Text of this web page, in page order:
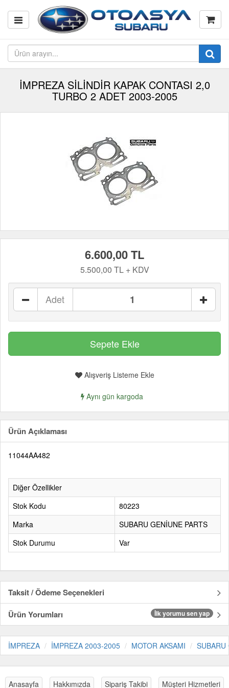
İMPREZA SİLİNDİR KAPAK CONTASI 2,0
TURBO 2 ADET 2003-2005
6.600,00 TL
5.500,00 TL + KDV
Adet
Alışveriş Listeme Ekle
Aynı gün kargoda
Ürün Açıklaması
11044AA482
Diğer Özellikler
Stok Kodu
80223
Marka
SUBARU GENİUNE PARTS
Stok Durumu
Var
Taksit / Ödeme Seçenekleri
Ürün Yorumları
İlk yorumu sen yap
İMPREZA İMPREZA 2003-2005 MOTOR AKSAMI SUBARU
Anasayfa Hakkımızda Sipariş Takibi Müşteri Hizmetleri